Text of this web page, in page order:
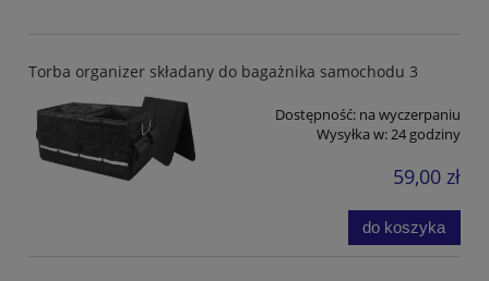
Torba organizer składany do bagażnika samochodu 3
Dostępność: na wyczerpaniu
Wysyłka w:24 godziny
59,00 zł
do koszyka